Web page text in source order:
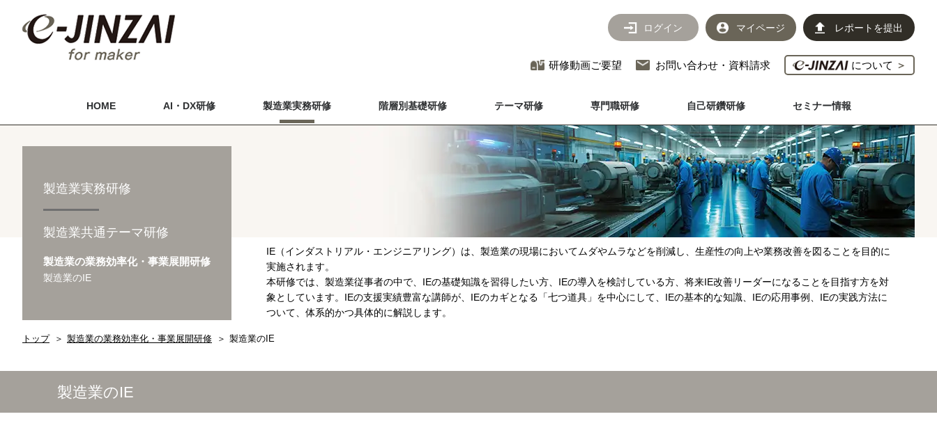
ログイン マイページ レポートを提出
研修動画ご要望 お問い合わせ・資料請求 について ＞
HOME AI・DX研修 製造業実務研修 階層別基礎研修 テーマ研修 専門職研修 自己研鑽研修 セミナー情報
製造業実務研修
製造業共通テーマ研修
製造業の業務効率化・事業展開研修
製造業のIE
IE（インダストリアル・エンジニアリング）は、製造業の現場においてムダやムラなどを削減し、生産性の向上や業務改善を図ることを目的に
実施されます。
本研修では、製造業従事者の中で、IEの基礎知識を習得したい方、IEの導入を検討している方、将来IE改善リーダーになることを目指す方を対
象としています。IEの支援実績豊富な講師が、IEのカギとなる「七つ道具」を中心にして、IEの基本的な知識、IEの応用事例、IEの実践方法に
ついて、体系的かつ具体的に解説します。
トップ 製造業の業務効率化・事業展開研修 製造業のIE
製造業のIE